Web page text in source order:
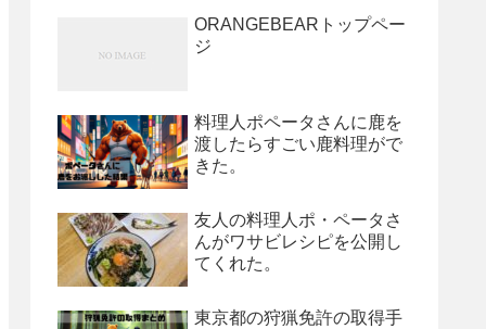
ORANGEBEARトップペー
ジ
料理人ポペータさんに鹿を
渡したらすごい鹿料理がで
きた。
友人の料理人ポ・ペータさ
んがワサビレシピを公開し
てくれた。
東京都の狩猟免許の取得手